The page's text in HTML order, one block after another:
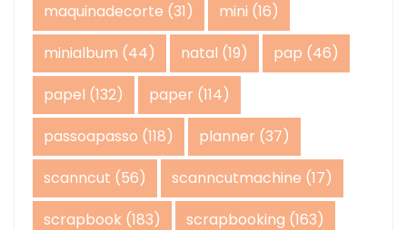
maquinadecorte (31) mini (16)
minialbum (44) natal (19) pap (46)
papel (132) paper (114)
passoapasso (118) planner (37)
scanncut (56) scanncutmachine (17)
scrapbook (183) scrapbooking (163)